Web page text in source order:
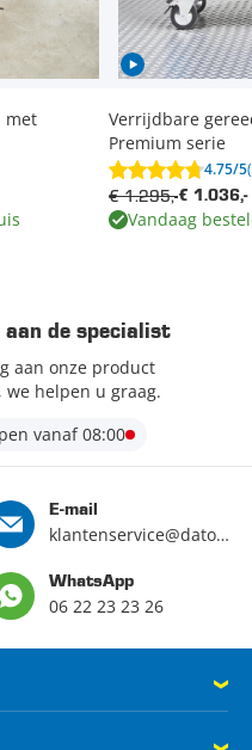
met
Verrijdbare
Premium serie
4.75/5
€ 1.036,-
€ 1.295,-
Vandaag
de specialist
aan onze product
we helpen u graag.
vanaf 08:00
E-mail
klantenservice@datona.nl
WhatsApp
06 22 23 23 26